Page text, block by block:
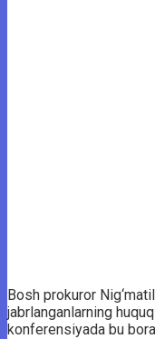
Bosh prokuror
jabrlanganlarning
konferensiyada bu